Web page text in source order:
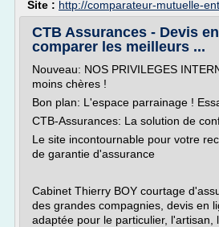
Site : http://comparateur-mutuelle-
CTB Assurances - Devis
comparer les meilleurs ...
Nouveau: NOS PRIVILEGES
moins chères !
Bon plan: L'espace parrainage !
CTB-Assurances: La solution de
Le site incontournable pour votre
de garantie d'assurance
Cabinet Thierry BOY courtage
des grandes compagnies, devis en
adaptée pour le particulier, l'artisan,